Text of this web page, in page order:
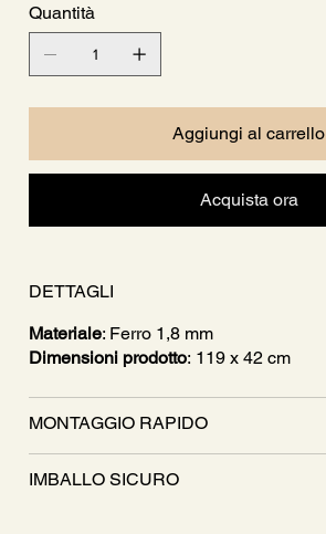
Quantità
Aggiungi al carrello
Acquista ora
DETTAGLI
Materiale: Ferro 1,8 mm
Dimensioni prodotto: 119 x 42 cm
MONTAGGIO RAPIDO
IMBALLO SICURO